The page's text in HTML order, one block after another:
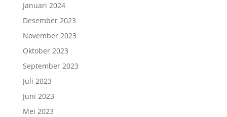
Januari 2024
Desember 2023
November 2023
Oktober 2023
September 2023
Juli 2023
Juni 2023
Mei 2023